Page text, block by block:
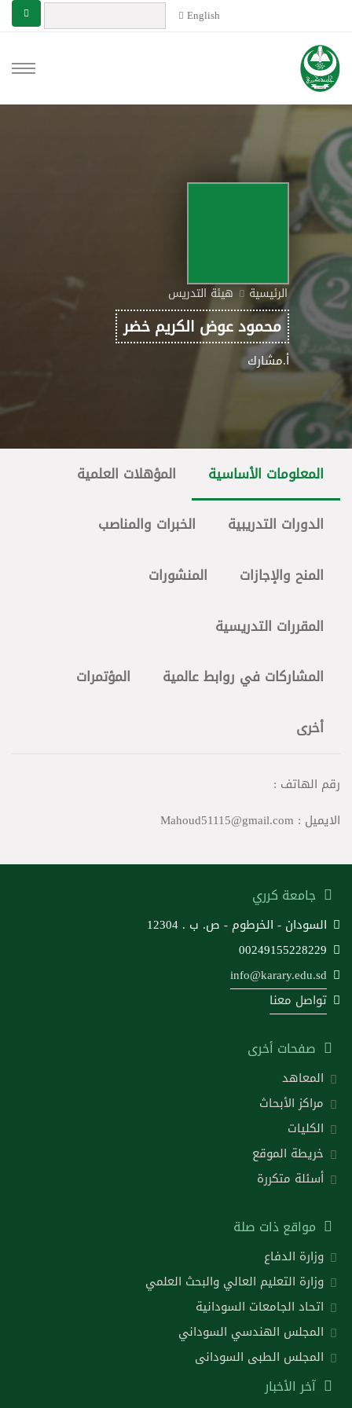
English
الرئيسية هيئة التدريس
محمود عوض الكريم خضر
أ.مشارك
المعلومات الأساسية المؤهلات العلمية
الدورات التدريبية الخبرات والمناصب
المنح والإجازات المنشورات
المقررات التدريسية
المشاركات في روابط عالمية المؤتمرات
أخرى
رقم الهاتف :
الايميل : Mahoud51115@gmail.com
جامعة كرري
السودان - الخرطوم - ص. ب . 12304
00249155228229
info@karary.edu.sd
تواصل معنا
صفحات أخرى
المعاهد
مراكز الأبحاث
الكليات
خريطة الموقع
أسئلة متكررة
مواقع ذات صلة
وزارة الدفاع
وزارة التعليم العالي والبحث العلمي
اتحاد الجامعات السودانية
المجلس الهندسي السوداني
المجلس الطبى السودانى
آخر الأخبار